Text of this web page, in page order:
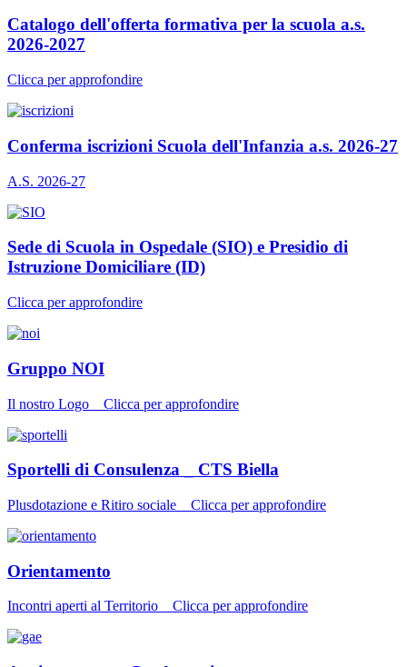
Catalogo dell'offerta formativa per la scuola a.s.
2026-2027
Clicca per approfondire
Conferma iscrizioni Scuola dell'Infanzia a.s. 2026-27
A.S. 2026-27
Sede di Scuola in Ospedale (SIO) e Presidio di
Istruzione Domiciliare (ID)
Clicca per approfondire
Gruppo NOI
Il nostro Logo _ Clicca per approfondire
Sportelli di Consulenza _ CTS Biella
Plusdotazione e Ritiro sociale _ Clicca per approfondire
Orientamento
Incontri aperti al Territorio _ Clicca per approfondire